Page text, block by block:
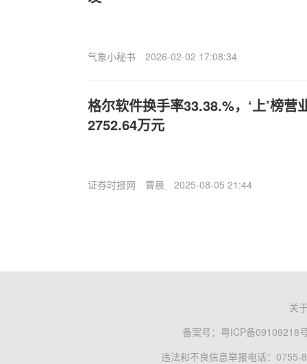
气象小秘书 2026-02-02 17:08:34
格尔软件换手率33.38.%，‘上’榜营
2752.64万元
证券时报网 曹晨 2025-08-05 21:44
关
备案号： 粤ICP备09109218
违法和不良信息举报电话：0755-